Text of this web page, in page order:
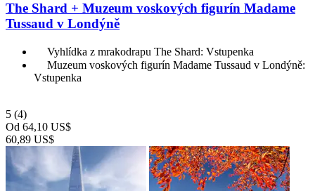
The Shard + Muzeum voskových figurín Madame
Tussaud v Londýně
Vyhlídka z mrakodrapu The Shard: Vstupenka
Muzeum voskových figurín Madame Tussaud v Londýně:
Vstupenka
5 (4)
Od 64,10 US$
60,89 US$